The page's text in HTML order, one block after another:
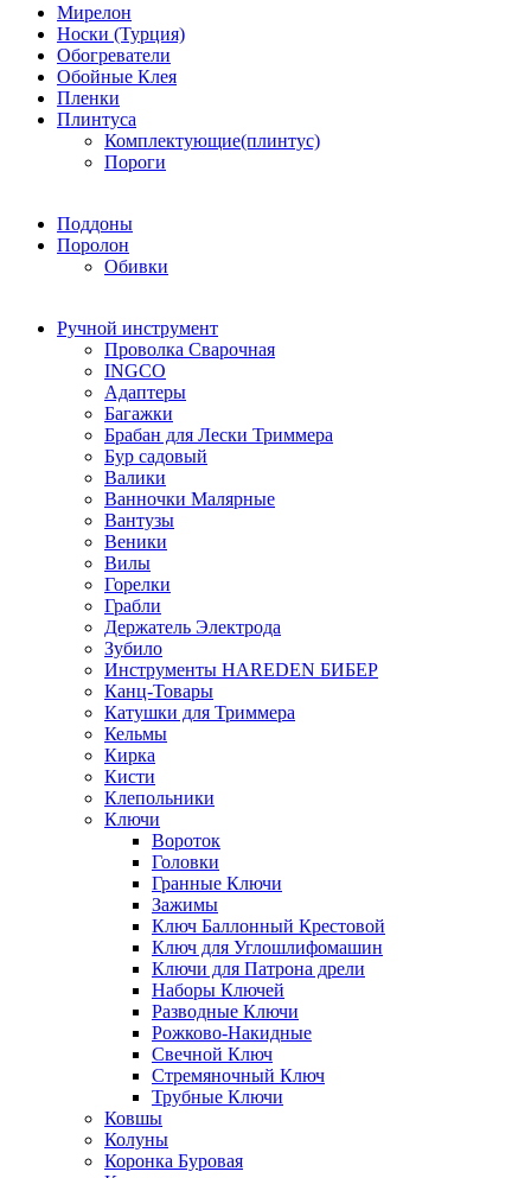
Мирелон
Носки (Турция)
Обогреватели
Обойные Клея
Пленки
Плинтуса
Комплектующие(плинтус)
Пороги
Поддоны
Поролон
Обивки
Ручной инструмент
Проволка Сварочная
INGCO
Адаптеры
Багажки
Брабан для Лески Триммера
Бур садовый
Валики
Ванночки Малярные
Вантузы
Веники
Вилы
Горелки
Грабли
Держатель Электрода
Зубило
Инструменты HAREDEN БИБЕР
Канц-Товары
Катушки для Триммера
Кельмы
Кирка
Кисти
Клепольники
Ключи
Вороток
Головки
Гранные Ключи
Зажимы
Ключ Баллонный Крестовой
Ключ для Углошлифомашин
Ключи для Патрона дрели
Наборы Ключей
Разводные Ключи
Рожково-Накидные
Свечной Ключ
Стремяночный Ключ
Трубные Ключи
Ковшы
Колуны
Коронка Буровая